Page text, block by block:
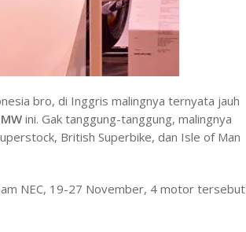
bro, di Inggris malingnya ternyata jauh
ini. Gak tanggung-tanggung, malingnya
British Superbike, dan Isle of Man
NEC, 19-27 November, 4 motor tersebut